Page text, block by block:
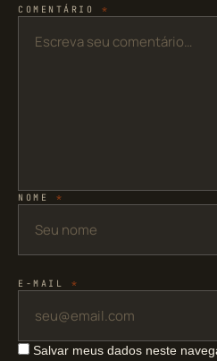
COMENTÁRIO *
NOME *
E-MAIL *
Salvar meus dados neste